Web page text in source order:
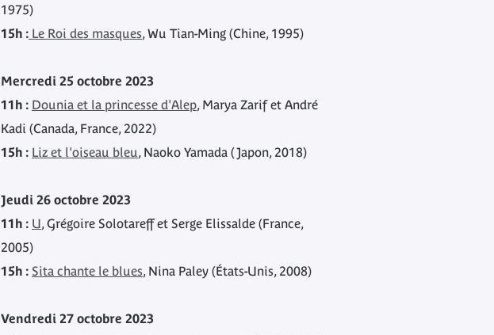
1975)
15h : Le Roi des masques, Wu Tian-Ming (Chine, 1995)
Mercredi 25 octobre 2023
11h : Dounia et la princesse d'Alep, Marya Zarif et André
Kadi (Canada, France, 2022)
15h : Liz et l'oiseau bleu, Naoko Yamada (Japon, 2018)
Jeudi 26 octobre 2023
11h : U, Grégoire Solotareff et Serge Elissalde (France,
2005)
15h : Sita chante le blues, Nina Paley (États-Unis, 2008)
Vendredi 27 octobre 2023